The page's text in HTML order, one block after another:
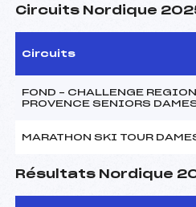
Circuits Nordique
Circuits
FOND – CHALLENGE
PROVENCE SENIORS
MARATHON SKI TOUR
Résultats Nordique